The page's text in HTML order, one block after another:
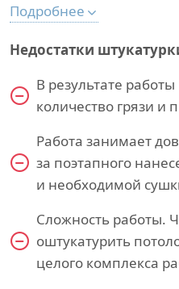
Подробнее
Недостатки
В результате
количество грязи и
Работа занимает
за поэтапного
и необходимой
Сложность работы.
оштукатурить
целого комплекса